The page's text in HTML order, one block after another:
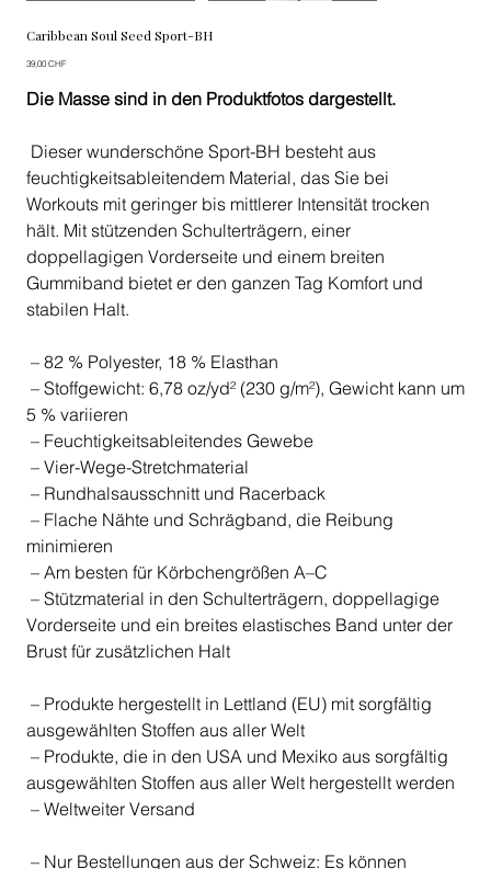
Caribbean Soul Seed Sport-BH
Preis
39,00 CHF
Die Masse sind in den Produktfotos dargestellt.
Dieser wunderschöne Sport-BH besteht aus
feuchtigkeitsableitendem Material, das Sie bei
Workouts mit geringer bis mittlerer Intensität trocken
hält. Mit stützenden Schulterträgern, einer
doppellagigen Vorderseite und einem breiten
Gummiband bietet er den ganzen Tag Komfort und
stabilen Halt.
– 82 % Polyester, 18 % Elasthan
– Stoffgewicht: 6,78 oz/yd² (230 g/m²), Gewicht kann um
5 % variieren
– Feuchtigkeitsableitendes Gewebe
– Vier-Wege-Stretchmaterial
– Rundhalsausschnitt und Racerback
– Flache Nähte und Schrägband, die Reibung
minimieren
– Am besten für Körbchengrößen A–C
– Stützmaterial in den Schulterträgern, doppellagige
Vorderseite und ein breites elastisches Band unter der
Brust für zusätzlichen Halt
– Produkte hergestellt in Lettland (EU) mit sorgfältig
ausgewählten Stoffen aus aller Welt
– Produkte, die in den USA und Mexiko aus sorgfältig
ausgewählten Stoffen aus aller Welt hergestellt werden
– Weltweiter Versand
– Nur Bestellungen aus der Schweiz: Es können